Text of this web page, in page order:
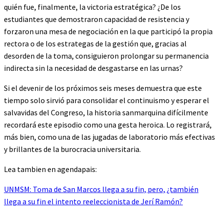
quién fue, finalmente, la victoria estratégica? ¿De los
estudiantes que demostraron capacidad de resistencia y
forzaron una mesa de negociación en la que participó la propia
rectora o de los estrategas de la gestión que, gracias al
desorden de la toma, consiguieron prolongar su permanencia
indirecta sin la necesidad de desgastarse en las urnas?
Si el devenir de los próximos seis meses demuestra que este
tiempo solo sirvió para consolidar el continuismo y esperar el
salvavidas del Congreso, la historia sanmarquina difícilmente
recordará este episodio como una gesta heroica. Lo registrará,
más bien, como una de las jugadas de laboratorio más efectivas
y brillantes de la burocracia universitaria.
Lea tambien en agendapais:
UNMSM: Toma de San Marcos llega a su fin, pero, ¿también
llega a su fin el intento reeleccionista de Jerí Ramón?